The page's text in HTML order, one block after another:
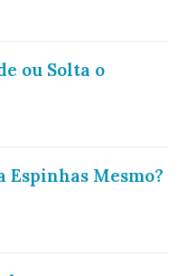
ou Solta o
Espinhas Mesmo?